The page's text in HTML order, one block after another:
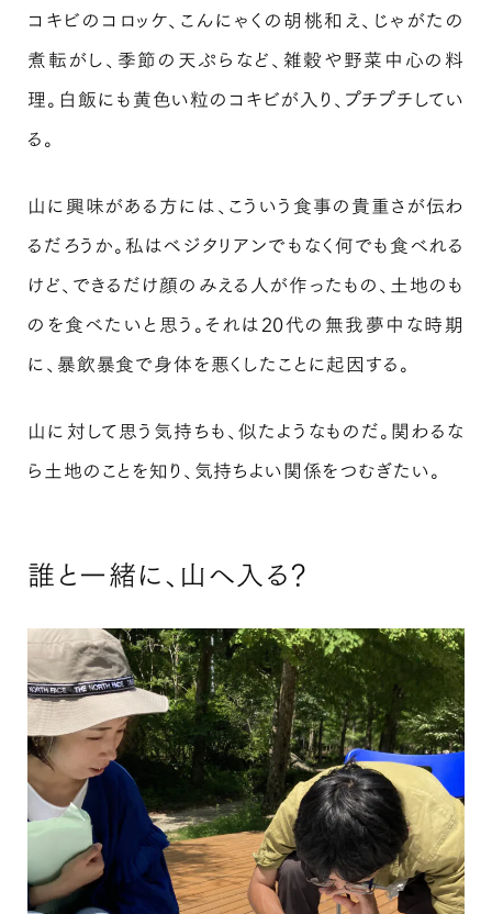
コキビのコロッケ、こんにゃくの胡桃和え、じゃがたの
煮転がし、季節の天ぷらなど、雑穀や野菜中心の料
理。白飯にも黄色い粒のコキビが入り、プチプチしてい
る。
山に興味がある方には、こういう食事の貴重さが伝わ
るだろうか。私はベジタリアンでもなく何でも食べれる
けど、できるだけ顔のみえる人が作ったもの、土地のも
のを食べたいと思う。それは20代の無我夢中な時期
に、暴飲暴食で身体を悪くしたことに起因する。
山に対して思う気持ちも、似たようなものだ。関わるな
ら土地のことを知り、気持ちよい関係をつむぎたい。
誰と一緒に、山へ入る？